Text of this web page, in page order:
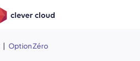
| Option Zéro